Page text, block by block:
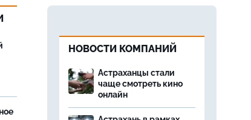
НОВОСТИ КОМПАНИЙ
Астраханцы стали
чаще смотреть кино
онлайн